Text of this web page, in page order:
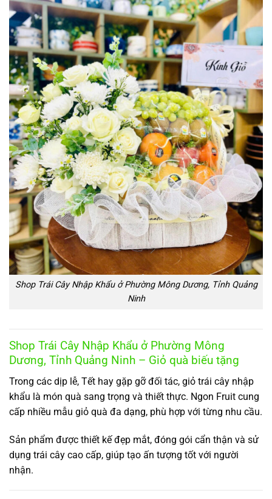
Shop Trái Cây Nhập Khẩu ở Phường Mông Dương, Tỉnh Quảng
Ninh
Shop Trái Cây Nhập Khẩu ở Phường Mông
Dương, Tỉnh Quảng Ninh – Giỏ quà biếu tặng
Trong các dịp lễ, Tết hay gặp gỡ đối tác, giỏ trái cây nhập
khẩu là món quà sang trọng và thiết thực. Ngon Fruit cung
cấp nhiều mẫu giỏ quà đa dạng, phù hợp với từng nhu cầu.
Sản phẩm được thiết kế đẹp mắt, đóng gói cẩn thận và sử
dụng trái cây cao cấp, giúp tạo ấn tượng tốt với người
nhận.